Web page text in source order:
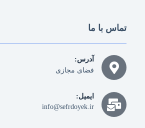
تماس با ما
آدرس:
فضای مجازی
ایمیل:
info@sefrdoyek.ir